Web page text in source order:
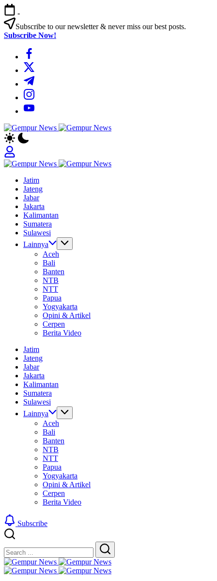
Skip
to
content
-
Subscribe to our newsletter & never miss our best posts.
Subscribe Now!
https://www.facebook.com/
https://twitter.com/
https://t.me/
https://www.instagram.com/
https://youtube.com/
Gempur
Jelajah
Informasi
Dunia
Tanpa
Gempur
Informasi
Dunia
Tanpa
Batas
Jatim
Jateng
Jabar
Jakarta
Kalimantan
Sumatera
Sulawesi
Lainnya
Aceh
Bali
Banten
NTB
NTT
Papua
Yogyakarta
Opini & Artikel
Cerpen
Berita Video
Jatim
Jateng
Jabar
Jakarta
Kalimantan
Sumatera
Sulawesi
Lainnya
Aceh
Bali
Banten
NTB
NTT
Papua
Yogyakarta
Opini & Artikel
Cerpen
Berita Video
Subscribe
Search
Search
Gempur
News
Jelajah
Gempur